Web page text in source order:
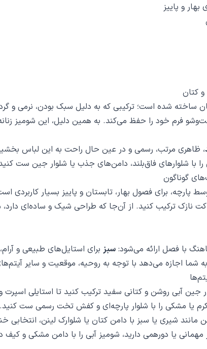
و پاییز
کتان
ساخته شده است؛ ترکیبی که به دلیل سبک بودن، نرمی
فرم خود را حفظ می‌کند. به همین دلیل، این شومیز
، ظاهری مرتب، رسمی و در عین حال راحت به این لباس
با شلوارهای فاق‌بلند، دامن‌های جذب یا شلوار جین ست
گوناگون
برای فصول بهار، تابستان و پاییز بسیار کاربردی
نازک ترکیب کنید. از آن‌جا که طراحی شیک و ساده‌ای
با فصل ارائه می‌شود: سبز برای استایل‌های طبیعی و آرام،
اجازه می‌دهد با توجه به روحیه، موقعیت و سایر آیتم‌های
جین آبی روشن و کتانی سفید ترکیب کنید تا استایلی اسپرت
یا مشکی را با شلوار پارچه‌ای و کفش تخت رسمی ست کنید.
مانند شیری یا سبز با دامن کتان یا شلوارک لینن،
یا دورهمی دارید، شومیز آبی را با دامن مشکی و